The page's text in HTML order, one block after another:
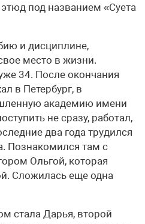
под названием «Суета
и дисциплине,
место в жизни.
34. После окончания
в Петербург, в
академию имени
не сразу, работал,
два года трудился
Познакомился там с
Ольгой, которая
Сложилась еще одна
стала Дарья, второй